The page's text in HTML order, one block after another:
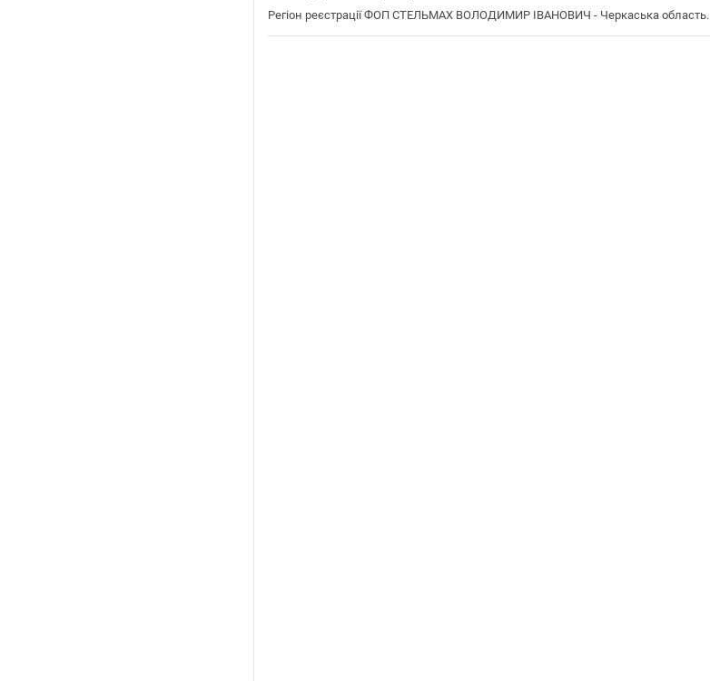
Регіон реєстрації ФОП СТЕЛЬМАХ ВОЛОДИМИР ІВАНОВИЧ - Черкаська область.